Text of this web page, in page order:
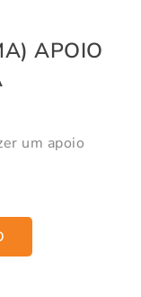
APOIO
um apoio